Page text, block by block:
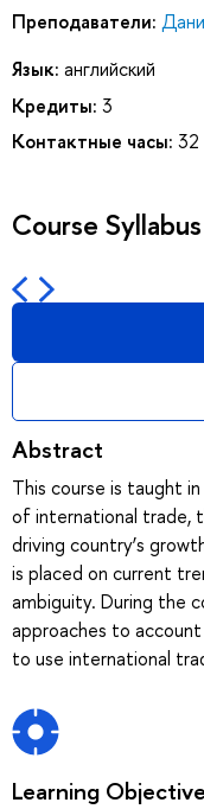
Преподаватели:
Язык: английский
Кредиты: 3
Контактные часы: 32
Course Syllabus
Abstract
This course is taught
of international trade,
driving country’s
is placed on current
ambiguity. During the
approaches to
to use international
Learning